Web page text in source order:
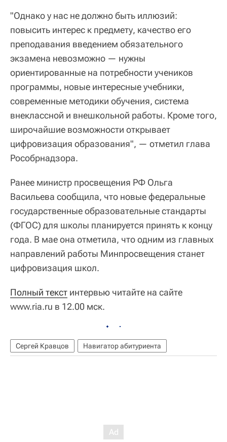
"Однако у нас не должно быть иллюзий:
повысить интерес к предмету, качество его
преподавания введением обязательного
экзамена невозможно — нужны
ориентированные на потребности учеников
программы, новые интересные учебники,
современные методики обучения, система
внеклассной и внешкольной работы. Кроме того,
широчайшие возможности открывает
цифровизация образования", — отметил глава
Рособрнадзора.
Ранее министр просвещения РФ Ольга
Васильева сообщила, что новые федеральные
государственные образовательные стандарты
(ФГОС) для школы планируется принять к концу
года. В мае она отметила, что одним из главных
направлений работы Минпросвещения станет
цифровизация школ.
Полный текст интервью читайте на сайте
www.ria.ru в 12.00 мск.
Сергей Кравцов Навигатор абитуриента